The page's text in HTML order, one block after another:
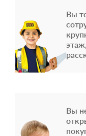
Вы
Вы